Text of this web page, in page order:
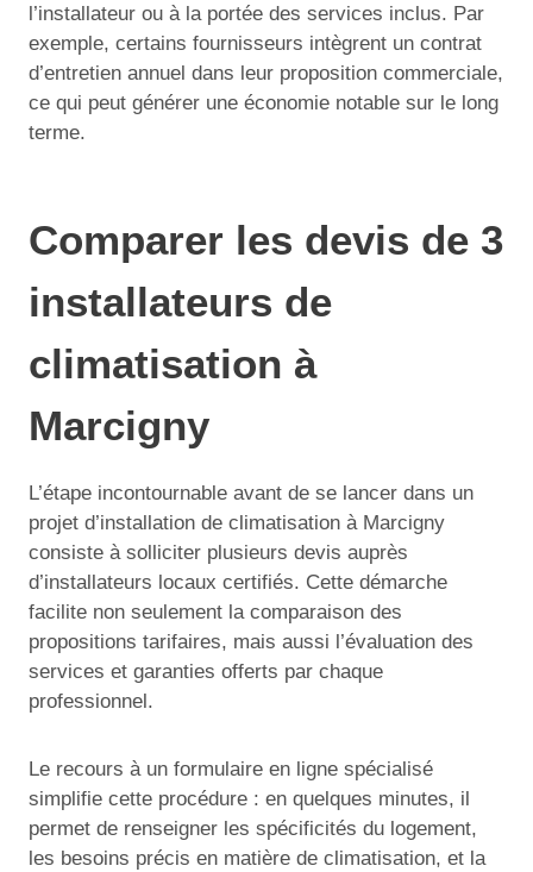
l’installateur ou à la portée des services inclus. Par
exemple, certains fournisseurs intègrent un contrat
d’entretien annuel dans leur proposition commerciale,
ce qui peut générer une économie notable sur le long
terme.
Comparer les devis de 3
installateurs de
climatisation à
Marcigny
L’étape incontournable avant de se lancer dans un
projet d’installation de climatisation à Marcigny
consiste à solliciter plusieurs devis auprès
d’installateurs locaux certifiés. Cette démarche
facilite non seulement la comparaison des
propositions tarifaires, mais aussi l’évaluation des
services et garanties offerts par chaque
professionnel.
Le recours à un formulaire en ligne spécialisé
simplifie cette procédure : en quelques minutes, il
permet de renseigner les spécificités du logement,
les besoins précis en matière de climatisation, et la